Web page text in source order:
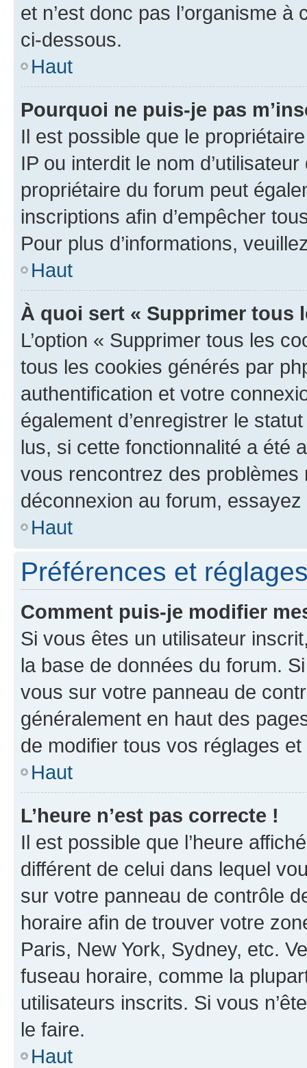
et n’est donc pas l’organisme
ci-dessous.
Haut
Pourquoi ne puis-je pas
Il est possible que le
IP ou interdit le nom
propriétaire du forum peut
inscriptions afin d’empêcher
Pour plus d’informations,
Haut
À quoi sert « Supprimer tous
L’option « Supprimer tous les
tous les cookies générés par
authentification et votre
également d’enregistrer le
lus, si cette fonctionnalité a été
vous rencontrez des
déconnexion au forum,
Haut
Préférences et
Comment puis-je modifier
Si vous êtes un utilisateur
la base de données du forum.
vous sur votre panneau de
généralement en haut des
de modifier tous vos réglages
Haut
L’heure n’est pas correcte !
Il est possible que l’heure
différent de celui dans lequel
sur votre panneau de contrôle
horaire afin de trouver votre
Paris, New York, Sydney, etc.
fuseau horaire, comme la
utilisateurs inscrits. Si vous
le faire.
Haut